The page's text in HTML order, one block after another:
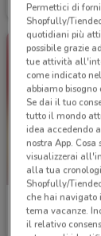
Scade mercoledì
PENNY
Scade mercoledì
Permettici di
Shopfully/
quotidiani più
possibile grazie
tue attività
come indicato
abbiamo
Se dai il tuo
tutto il mondo
idea accedendo
nostra App.
visualizzerai
alla tua
Shopfully/
che hai navigato
tema vacanze.
il relativo